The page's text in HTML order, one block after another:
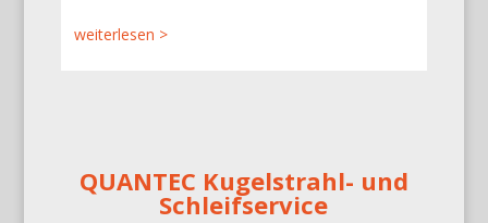
weiterlesen >
QUANTEC Kugelstrahl- und
Schleifservice